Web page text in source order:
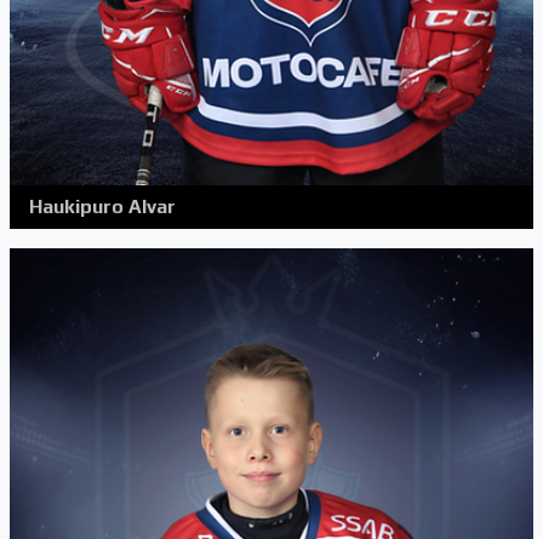
Haukipuro Alvar